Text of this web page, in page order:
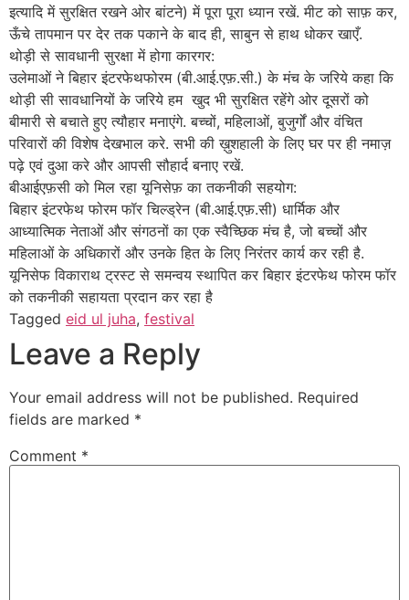
इत्यादि में सुरक्षित रखने ओर बांटने) में पूरा पूरा ध्यान रखें. मीट को साफ़ कर,
ऊँचे तापमान पर देर तक पकाने के बाद ही, साबुन से हाथ धोकर खाएँ.
थोड़ी से सावधानी सुरक्षा में होगा कारगर:
उलेमाओं ने बिहार इंटरफेथफोरम (बी.आई.एफ़.सी.) के मंच के जरिये कहा कि
थोड़ी सी सावधानियों के जरिये हम खुद भी सुरक्षित रहेंगे ओर दूसरों को
बीमारी से बचाते हुए त्यौहार मनाएंगे. बच्चों, महिलाओं, बुजुर्गों और वंचित
परिवारों की विशेष देखभाल करे. सभी की ख़ुशहाली के लिए घर पर ही नमाज़
पढ़े एवं दुआ करे और आपसी सौहार्द बनाए रखें.
बीआईएफ़सी को मिल रहा यूनिसेफ़ का तकनीकी सहयोग:
बिहार इंटरफेथ फोरम फॉर चिल्ड्रेन (बी.आई.एफ़.सी) धार्मिक और
आध्यात्मिक नेताओं और संगठनों का एक स्वैच्छिक मंच है, जो बच्चों और
महिलाओं के अधिकारों और उनके हित के लिए निरंतर कार्य कर रही है.
यूनिसेफ विकाराथ ट्रस्ट से समन्वय स्थापित कर बिहार इंटरफेथ फोरम फॉर
को तकनीकी सहायता प्रदान कर रहा है
Tagged eid ul juha, festival
Leave a Reply
Your email address will not be published. Required
fields are marked *
Comment *